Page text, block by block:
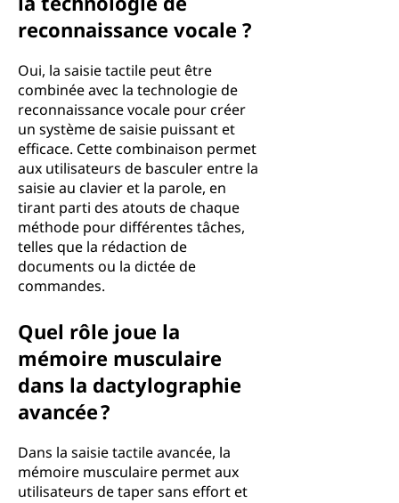
reconnaissance vocale ?
Oui, la saisie tactile peut être
combinée avec la technologie de
reconnaissance vocale pour créer
un système de saisie puissant et
efficace. Cette combinaison permet
aux utilisateurs de basculer entre la
saisie au clavier et la parole, en
tirant parti des atouts de chaque
méthode pour différentes tâches,
telles que la rédaction de
documents ou la dictée de
commandes.
Quel rôle joue la
mémoire musculaire
dans la dactylographie
avancée ?
Dans la saisie tactile avancée, la
mémoire musculaire permet aux
utilisateurs de taper sans effort et